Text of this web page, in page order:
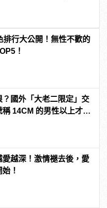
排行大公開！無性不歡的
！
？國外「大老二限定」交
稱 14CM 的男性以上才給
愛越深！激情褪去後，愛
！